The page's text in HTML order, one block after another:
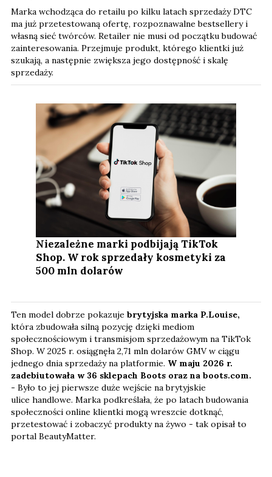
Marka wchodząca do retailu po kilku latach sprzedaży DTC
ma już przetestowaną ofertę, rozpoznawalne bestsellery i
własną sieć twórców. Retailer nie musi od początku budować
zainteresowania. Przejmuje produkt, którego klientki już
szukają, a następnie zwiększa jego dostępność i skalę
sprzedaży.
Niezależne marki podbijają TikTok
Shop. W rok sprzedały kosmetyki za
500 mln dolarów
Ten model dobrze pokazuje brytyjska marka P.Louise,
która zbudowała silną pozycję dzięki mediom
społecznościowym i transmisjom sprzedażowym na TikTok
Shop. W 2025 r. osiągnęła 2,71 mln dolarów GMV w ciągu
jednego dnia sprzedaży na platformie. W maju 2026 r.
zadebiutowała w 36 sklepach Boots oraz na boots.com.
- Było to jej pierwsze duże wejście na brytyjskie
ulice handlowe. Marka podkreślała, że po latach budowania
społeczności online klientki mogą wreszcie dotknąć,
przetestować i zobaczyć produkty na żywo - tak opisał to
portal BeautyMatter.